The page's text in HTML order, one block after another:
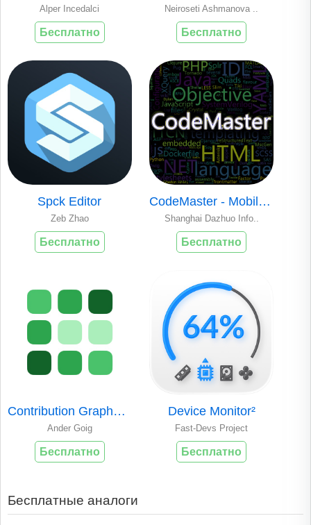
Alper Incedalci
Бесплатно
Neiroseti Ashmanova ..
Бесплатно
Spck Editor
Zeb Zhao
Бесплатно
CodeMaster - Mobile Coding IDE
Shanghai Dazhuo Info..
Бесплатно
Contribution Graphs for GitHub
Ander Goig
Бесплатно
Device Monitor²
Fast-Devs Project
Бесплатно
Бесплатные аналоги